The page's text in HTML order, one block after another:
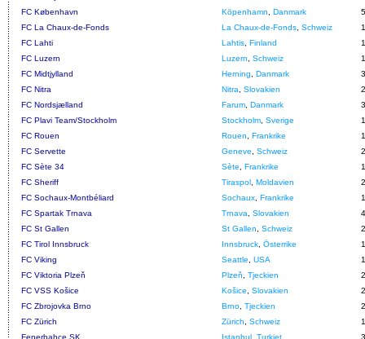
FC København
Köpenhamn Danmark
5
FC La Chaux-de-Fonds
La Chaux-de-Fonds Schweiz
1
FC Lahti
Lahtis Finland
1
FC Luzern
Luzern Schweiz
1
FC Midtjylland
Herning Danmark
3
FC Nitra
Nitra Slovakien
2
FC Nordsjælland
Farum Danmark
3
FC Plavi Team/Stockholm
Stockholm Sverige
1
FC Rouen
Rouen Frankrike
1
FC Servette
Geneve Schweiz
2
FC Sète 34
Sète Frankrike
1
FC Sheriff
Tiraspol Moldavien
2
FC Sochaux-Montbéliard
Sochaux Frankrike
1
FC Spartak Trnava
Trnava Slovakien
4
FC St Gallen
St Gallen Schweiz
2
FC Tirol Innsbruck
Innsbruck Österrike
1
FC Viking
Seattle USA
1
FC Viktoria Plzeň
Plzeň Tjeckien
2
FC VSS Košice
Košice Slovakien
2
FC Zbrojovka Brno
Brno Tjeckien
2
FC Zürich
Zürich Schweiz
1
Fenerbahçe SK
Istanbul Turkiet 3